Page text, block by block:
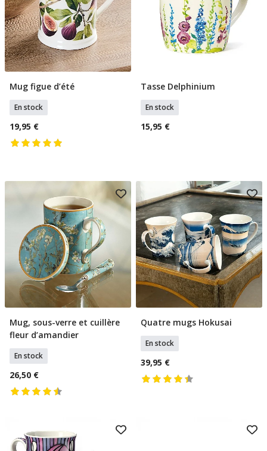
Ajouter Au Panier
Mug figue d’été
En stock
19,95 €
Ajouter Au Panier
Tasse Delphinium
En stock
15,95 €
Ajouter Au Panier
Mug, sous-verre et cuillère
fleur d’amandier
En stock
26,50 €
Ajouter Au Panier
Quatre mugs Hokusai
En stock
39,95 €